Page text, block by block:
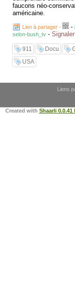
faucons néo-
américaine.
Lien à partager - -
selon-bush_tv -
911 Docu
USA
Liens
Created with Shaarli 0.0.41